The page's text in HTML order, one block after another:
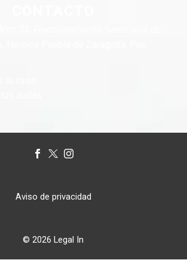
Aviso de privacidad
© 2026 Legal In